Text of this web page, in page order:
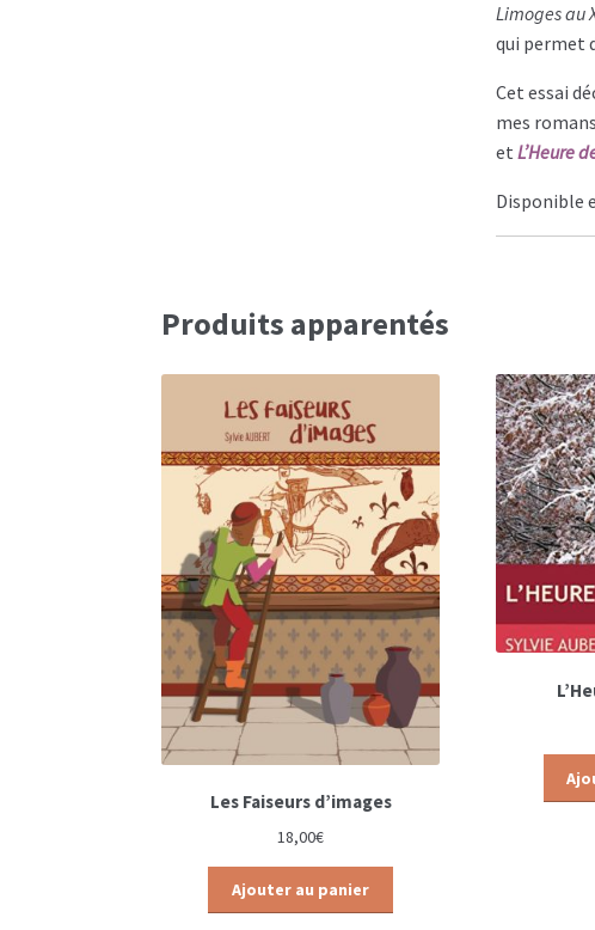
Limoges au
qui permet
Cet essai
mes
etL’Heure
Disponible
Produits apparentés
Les Faiseurs d’images
18,00€
Ajouter au panier